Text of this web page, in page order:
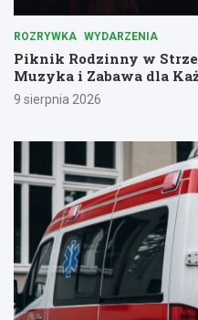
ROZRYWKA WYDARZENIA
Piknik Rodzinny w
Muzyka i Zabawa dla
9 sierpnia 2026